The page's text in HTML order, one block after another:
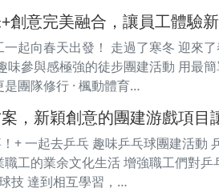
創意完美融合，讓員工體驗
起向春天出發！ 走過了寒冬 迎來
參與感極強的徒步團建活動 用最
團隊修行 · 楓動體育…
，新穎創意的團建游戲項目
+ 一起去乒乓 趣味乒乓球團建活動
工的業余文化生活 增強職工們對
技 達到相互學習，…